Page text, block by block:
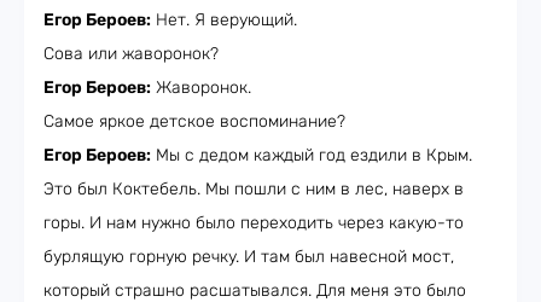
Егор Бероев: Нет. Я верующий.
Сова или жаворонок?
Егор Бероев: Жаворонок.
Самое яркое детское воспоминание?
Егор Бероев: Мы с дедом каждый год ездили в Крым.
Это был Коктебель. Мы пошли с ним в лес, наверх в
горы. И нам нужно было переходить через какую-то
бурлящую горную речку. И там был навесной мост,
который страшно расшатывался. Для меня это было